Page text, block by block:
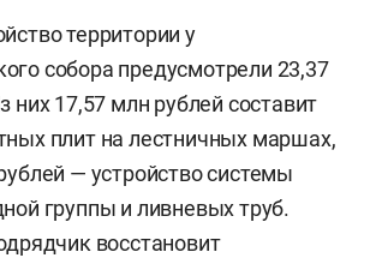
территории у
собора предусмотрели 23,37
них 17,57 млн рублей составит
плит на лестничных маршах,
— устройство системы
группы и ливневых труб.
восстановит